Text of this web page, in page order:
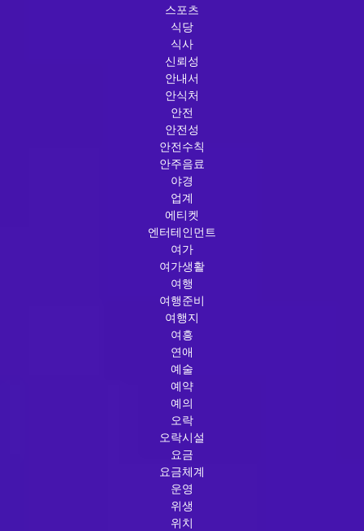
스포츠
식당
식사
신뢰성
안내서
안식처
안전
안전성
안전수칙
안주음료
야경
업계
에티켓
엔터테인먼트
여가
여가생활
여행
여행준비
여행지
여흥
연애
예술
예약
예의
오락
오락시설
요금
요금체계
운영
위생
위치